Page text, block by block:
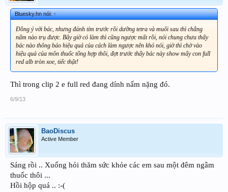
Bluesky.hn nói:↑
Đồng ý với bác, nhưng đánh tím trước rồi dưỡng tetra và muối sau thì chẳng
nấm nào trụ được. Bây giờ có làm thì cũng ngược mất rồi, nói chung chưa thấy
bác nào thông báo hiệu quả của cách làm ngược nên khó nói, giờ thì chờ vào
hiệu quả của môn thuốc tổng hợp thôi, đợt trước thấy bác này show mấy con full
red alb tròn xoe, tiếc thật!
Thì trong clip 2 e full red đang dính nấm nặng đó.
6/9/13
BaoDiscus
Active Member
Sáng rồi .. Xuống hỏi thăm sức khỏe các em sau một đêm ngâm
thuốc thôi ...
Hồi hộp quá .. :-(